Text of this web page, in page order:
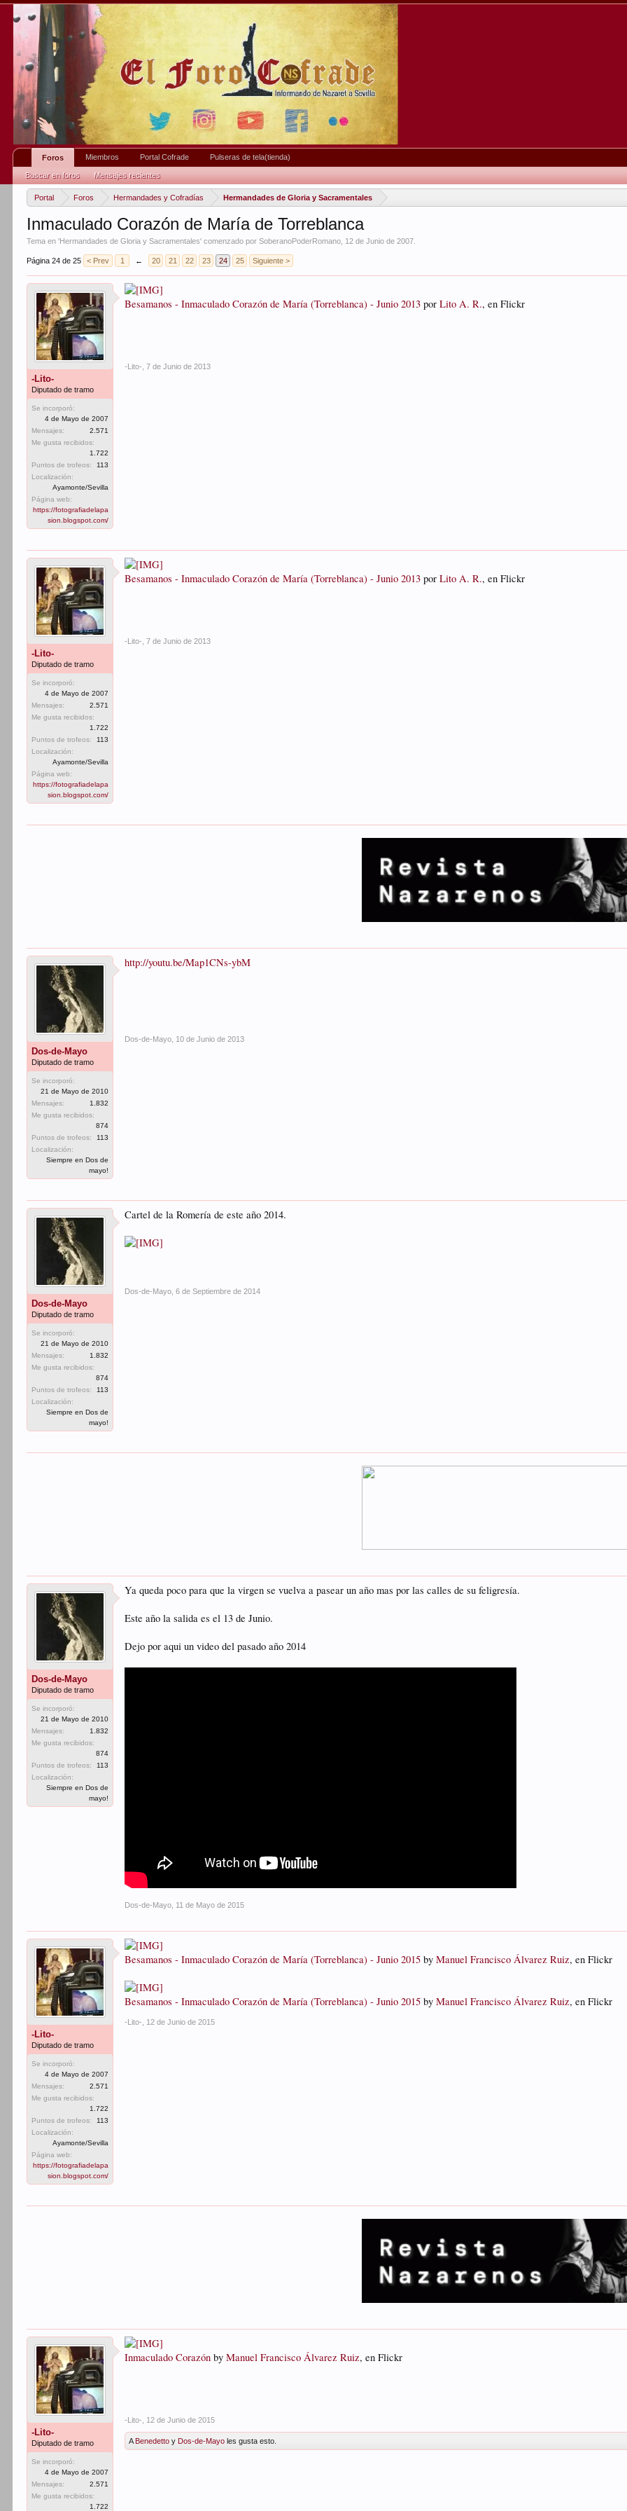
Portal Foros Hermandades y Cofradías Hermandades de Gloria y Sacramentales
Inmaculado Corazón de María de Torreblanca
Tema en 'Hermandades de Gloria y Sacramentales' comenzado porSoberanoPoderRomano 12 de Junio de 2007
Página 24 de 25 < Prev 1 ← 20 21 22 23 24 25 Siguiente >
-Lito-
Diputado de tramo
Se incorporó:
4 de Mayo de 2007
Mensajes:
2.571
Me gusta recibidos:
1.722
Puntos de trofeos:
113
Localización:
Ayamonte/Sevilla
Página web:
https://fotografiadelapa
sion.blogspot.com/
Besamanos - Inmaculado Corazón de María (Torreblanca) - Junio 2013 porLito A. R., en Flickr
-Lito- 7 de Junio de 2013
-Lito-
Diputado de tramo
Se incorporó:
4 de Mayo de 2007
Mensajes:
2.571
Me gusta recibidos:
1.722
Puntos de trofeos:
113
Localización:
Ayamonte/Sevilla
Página web:
https://fotografiadelapa
sion.blogspot.com/
Besamanos - Inmaculado Corazón de María (Torreblanca) - Junio 2013 porLito A. R., en Flickr
-Lito- 7 de Junio de 2013
Dos-de-Mayo
Diputado de tramo
Se incorporó:
21 de Mayo de 2010
Mensajes:
1.832
Me gusta recibidos:
874
Puntos de trofeos:
113
Localización:
Siempre en Dos de
mayo!
http://youtu.be/Map1CNs-ybM
Dos-de-Mayo 10 de Junio de 2013
Dos-de-Mayo
Diputado de tramo
Se incorporó:
21 de Mayo de 2010
Mensajes:
1.832
Me gusta recibidos:
874
Puntos de trofeos:
113
Localización:
Siempre en Dos de
mayo!
Cartel de la Romería de este año 2014.
Dos-de-Mayo 6 de Septiembre de 2014
Dos-de-Mayo
Diputado de tramo
Se incorporó:
21 de Mayo de 2010
Mensajes:
1.832
Me gusta recibidos:
874
Puntos de trofeos:
113
Localización:
Siempre en Dos de
mayo!
Ya queda poco para que la virgen se vuelva a pasear un año mas por las calles de su feligresía.
Este año la salida es el 13 de Junio.
Dejo por aqui un video del pasado año 2014
Dos-de-Mayo 11 de Mayo de 2015
-Lito-
Diputado de tramo
Se incorporó:
4 de Mayo de 2007
Mensajes:
2.571
Me gusta recibidos:
1.722
Puntos de trofeos:
113
Localización:
Ayamonte/Sevilla
Página web:
https://fotografiadelapa
sion.blogspot.com/
Besamanos - Inmaculado Corazón de María (Torreblanca) - Junio 2015 byManuel Francisco Álvarez Ruiz, en Flickr
Besamanos - Inmaculado Corazón de María (Torreblanca) - Junio 2015 byManuel Francisco Álvarez Ruiz, en Flickr
-Lito- 12 de Junio de 2015
-Lito-
Diputado de tramo
Se incorporó:
4 de Mayo de 2007
Mensajes:
2.571
Me gusta recibidos:
1.722
Inmaculado Corazón byManuel Francisco Álvarez Ruiz, en Flickr
-Lito- 12 de Junio de 2015
ABenedetto yDos-de-Mayo les gusta esto.
Foros
Buscar en foros Mensajes recientes
Miembros Portal Cofrade Pulseras de tela(tienda)